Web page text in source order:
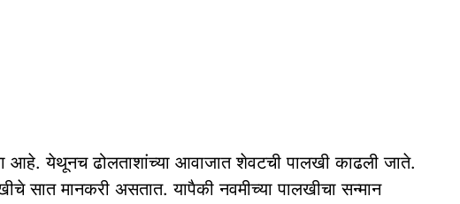
आहे. येथूनच ढोलताशांच्या आवाजात शेवटची पालखी काढली जाते.
सात मानकरी असतात. यापैकी नवमीच्या पालखीचा सन्मान